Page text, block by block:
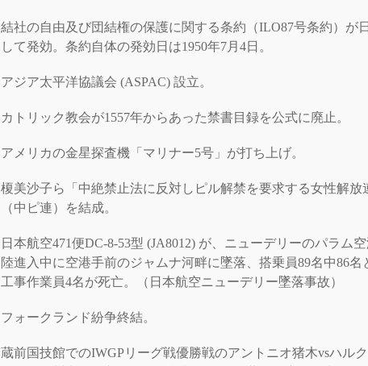
結社の自由及び団結権の保護に関する条約（ILO87号条約）が
して発効。条約自体の発効日は1950年7月4日。
アジア太平洋協議会 (ASPAC) 設立。
カトリック教会が1557年からあった禁書目録を公式に廃止。
アメリカの金星探査機「マリナー5号」が打ち上げ。
榎美沙子ら「中絶禁止法に反対しピル解禁を要求する女性解放
（中ピ連）を結成。
日本航空471便DC-8-53型 (JA8012) が、ニューデリーのパラム
陸進入中に空港手前のジャムナ河畔に墜落、搭乗員89名中86名
工事作業員4名が死亡。（日本航空ニューデリー墜落事故）
フォークランド紛争終結。
蔵前国技館でのIWGPリーグ戦優勝戦のアントニオ猪木vsハル